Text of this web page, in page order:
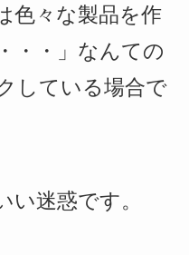
色々な製品を作
・・」なんての
している場合で
い迷惑です。